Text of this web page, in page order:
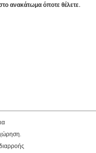
ανακάτωμα όποτε θέλετε.